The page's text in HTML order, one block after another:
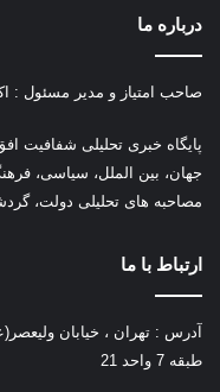
درباره ما
صاحب امتیاز و مدیر مسئول :
پایگاه خبری تحلیلی شفافیت
جهان، بین الملل، سیاسی،
مصاحبه های تحلیلی دولت،
ارتباط با ما
طبقه 7 واحد 21